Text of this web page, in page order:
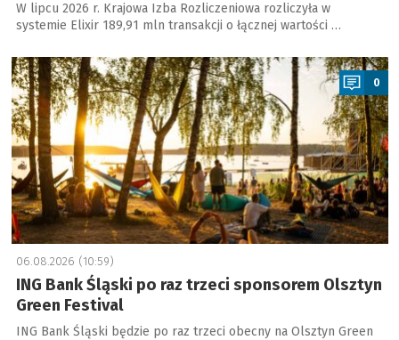
W lipcu 2026 r. Krajowa Izba Rozliczeniowa rozliczyła w
systemie Elixir 189,91 mln transakcji o łącznej wartości …
a
0
06.08.2026 (10:59)
ING Bank Śląski po raz trzeci sponsorem Olsztyn
Green Festival
ING Bank Śląski będzie po raz trzeci obecny na Olsztyn Green